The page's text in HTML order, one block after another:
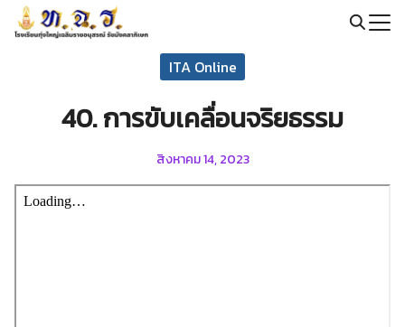
Skip
ITA Online
40. การขับเคลื่อนจริยธรรม
สิงหาคม 14, 2023